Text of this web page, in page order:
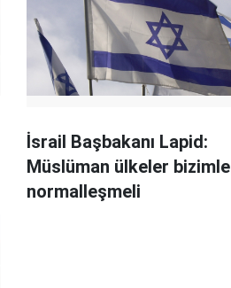
İsrail Başbakanı Lapid:
Müslüman ülkeler bizimle
normalleşmeli